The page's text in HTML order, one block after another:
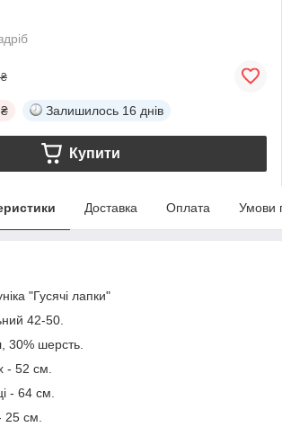
Залишилось 16 днів
Купити
Доставка Оплата Умови
"Гусячі лапки"
42-50.
30% шерсть.
- 52 см.
- 64 см.
см.